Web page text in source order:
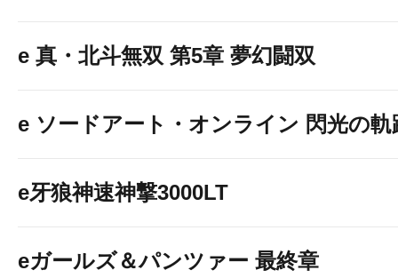
e 真・北斗無双 第5章 夢幻闘双
e ソードアート・オンライン 閃光の軌
e牙狼神速神撃3000LT
eガールズ＆パンツァー 最終章